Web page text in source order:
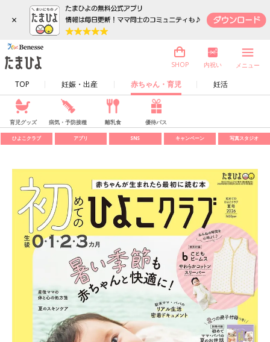
×
TOP 妊娠・出産 赤ちゃん・育児 妊活
SHOP 内祝い メニュー
育児グッズ 病気・予防接種 離乳食 優待パス
ひよこクラブ アプリ SNS キャンペーン 写真スタジオ